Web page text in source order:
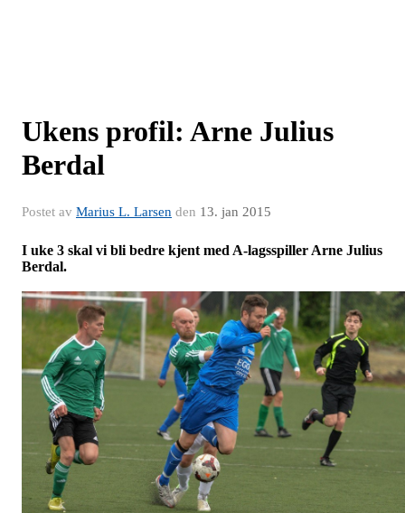
Ukens profil: Arne Julius
Berdal
Postet av Marius L. Larsen den 13. jan 2015
I uke 3 skal vi bli bedre kjent med A-lagsspiller Arne Julius
Berdal.